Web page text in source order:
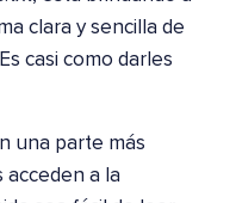
clara y sencilla de
casi como darles
una parte más
a la